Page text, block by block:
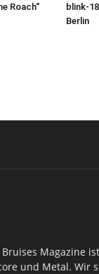
Roach“
blink-
Berlin
Bruises Magazine
und Metal. Wir